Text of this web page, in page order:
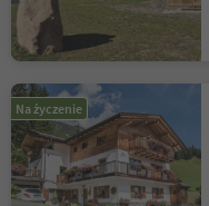
Na życzenie